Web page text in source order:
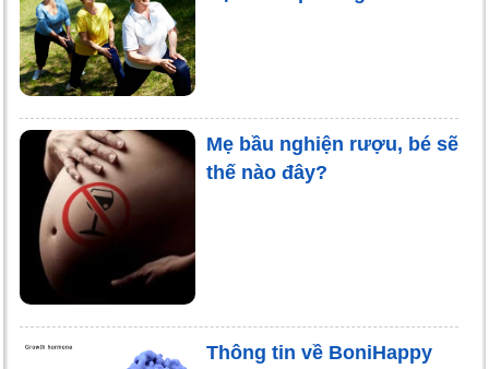
Mẹ bầu nghiện rượu, bé sẽ
thế nào đây?
Thông tin về BoniHappy